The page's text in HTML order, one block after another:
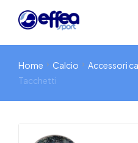
Home Calcio Accessori
Tacchetti